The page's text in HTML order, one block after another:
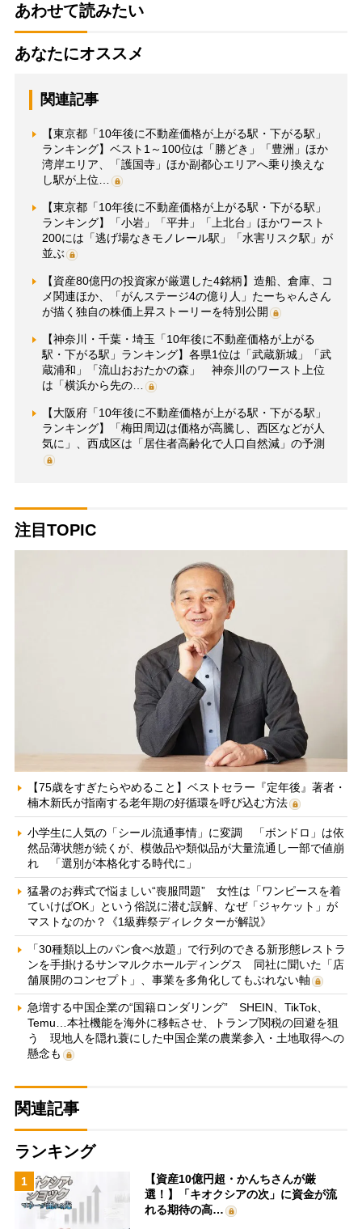
あわせて読みたい
あなたにオススメ
関連記事
【東京都「10年後に不動産価格が上がる駅・下がる駅」
ランキング】ベスト1～100位は「勝どき」「豊洲」ほか
湾岸エリア、「護国寺」ほか副都心エリアへ乗り換えな
し駅が上位…
【東京都「10年後に不動産価格が上がる駅・下がる駅」
ランキング】「小岩」「平井」「上北台」ほかワースト
200には「逃げ場なきモノレール駅」「水害リスク駅」が
並ぶ
【資産80億円の投資家が厳選した4銘柄】造船、倉庫、コ
メ関連ほか、「がんステージ4の億り人」たーちゃんさん
が描く独自の株価上昇ストーリーを特別公開
【神奈川・千葉・埼玉「10年後に不動産価格が上がる
駅・下がる駅」ランキング】各県1位は「武蔵新城」「武
蔵浦和」「流山おおたかの森」 神奈川のワースト上位
は「横浜から先の…
【大阪府「10年後に不動産価格が上がる駅・下がる駅」
ランキング】「梅田周辺は価格が高騰し、西区などが人
気に」、西成区は「居住者高齢化で人口自然減」の予測
注目TOPIC
【75歳をすぎたらやめること】ベストセラー『定年後』著者・
楠木新氏が指南する老年期の好循環を呼び込む方法
小学生に人気の「シール流通事情」に変調 「ボンドロ」は依
然品薄状態が続くが、模倣品や類似品が大量流通し一部で値崩
れ 「選別が本格化する時代に」
猛暑のお葬式で悩ましい“喪服問題” 女性は「ワンピースを着
ていけばOK」という俗説に潜む誤解、なぜ「ジャケット」が
マストなのか？《1級葬祭ディレクターが解説》
「30種類以上のパン食べ放題」で行列のできる新形態レストラ
ンを手掛けるサンマルクホールディングス 同社に聞いた「店
舗展開のコンセプト」、事業を多角化してもぶれない軸
急増する中国企業の“国籍ロンダリング” SHEIN、TikTok、
Temu…本社機能を海外に移転させ、トランプ関税の回避を狙
う 現地人を隠れ蓑にした中国企業の農業参入・土地取得への
懸念も
関連記事
ランキング
1
【資産10億円超・かんちさんが厳
選！】「キオクシアの次」に資金が流
れる期待の高…